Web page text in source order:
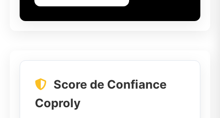
Score de Confiance
Coproly